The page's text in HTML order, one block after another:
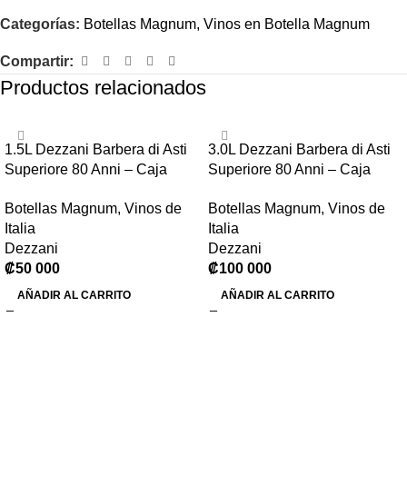
Categorías: Botellas Magnum, Vinos en Botella Magnum
Compartir:
Productos relacionados
1.5L Dezzani Barbera di Asti
Superiore 80 Anni – Caja
Botellas Magnum, Vinos de
Italia
Dezzani
₡50 000
AÑADIR AL CARRITO
3.0L Dezzani Barbera di Asti
Superiore 80 Anni – Caja
Botellas Magnum, Vinos de
Italia
Dezzani
₡100 000
AÑADIR AL CARRITO